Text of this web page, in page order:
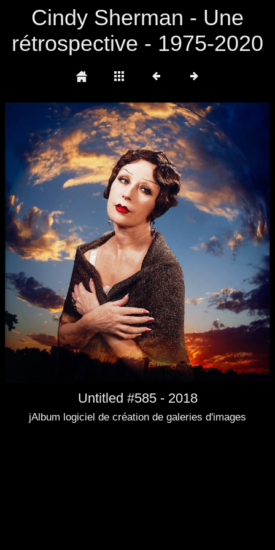
Cindy Sherman - Une
rétrospective - 1975-2020
Untitled #585 - 2018
jAlbum logiciel de création de galeries d'images